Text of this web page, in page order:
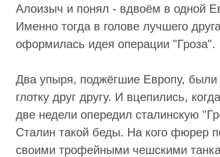
Алоизыч и понял - вдвоём в одной
Именно тогда в голове лучшего
оформилась идея операции "Гроза".
Два упыря, поджёгшие Европу, были
глотку друг другу. И вцепились,
две недели опередил сталинскую
Сталин такой беды. На кого фюрер
своими трофейными чешскими